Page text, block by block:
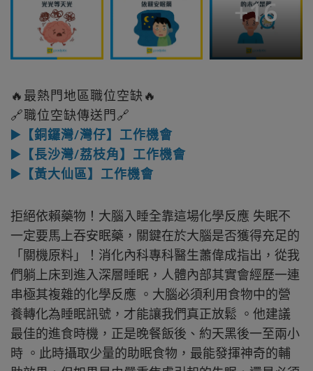
+16
🔥最熱門地區職位空缺🔥
🔗職位空缺傳送門🔗
▶️【銅鑼灣/灣仔】工作機會
▶️【長沙灣/荔枝角】工作機會
▶️【黃大仙區】工作機會
拒絕依賴藥物！大腦入睡全靠這場化學反應 失眠不
一定要馬上吞安眠藥，關鍵在於大腦是否獲得充足的
「關機原料」！消化內科專科醫生蕭偉成指出，從我
們躺上床到進入深層睡眠，人體內部其實會經歷一連
串極其複雜的化學反應 。大腦必須利用食物中的營
養轉化為睡眠訊號，才能讓我們真正放鬆 。他建議
最佳的進食時機，正是晚餐飯後、約天黑後一至兩小
時 。此時攝取少量的助眠食物，最能發揮神奇的輔